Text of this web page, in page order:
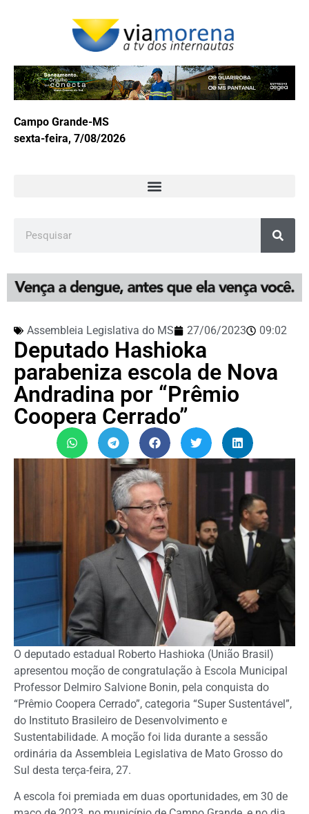
Campo Grande-MS
sexta-feira, 7/08/2026
Assembleia Legislativa do MS 27/06/2023 09:02
Deputado Hashioka
parabeniza escola de Nova
Andradina por “Prêmio
Coopera Cerrado”
O deputado estadual Roberto Hashioka (União Brasil)
apresentou moção de congratulação à Escola Municipal
Professor Delmiro Salvione Bonin, pela conquista do
“Prêmio Coopera Cerrado”, categoria “Super Sustentável”,
do Instituto Brasileiro de Desenvolvimento e
Sustentabilidade. A moção foi lida durante a sessão
ordinária da Assembleia Legislativa de Mato Grosso do
Sul desta terça-feira, 27.
A escola foi premiada em duas oportunidades, em 30 de